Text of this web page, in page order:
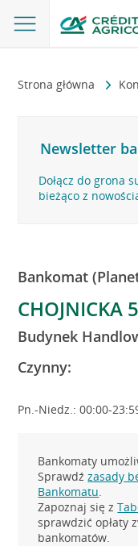
Strona główna
Newsletter
Dołącz do grona
bieżąco z
Bankomat
CHOJNICKA
Budynek
Czynny:
Pn.-Niedz.: 00:00-
Bankomaty
Sprawdźzasady
Bankomatu.
Zapoznaj się z
sprawdzić opłaty
bankomatów.